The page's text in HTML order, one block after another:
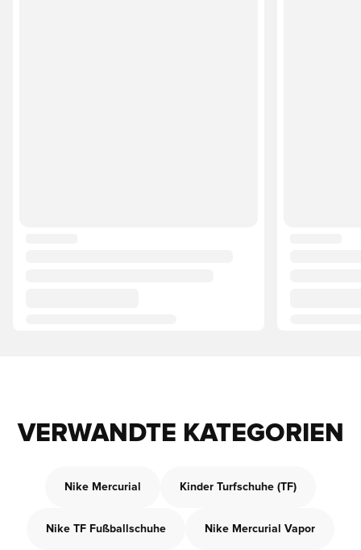
VERWANDTE KATEGORIEN
Nike Mercurial Kinder Turfschuhe (TF)
Nike TF Fußballschuhe Nike Mercurial Vapor